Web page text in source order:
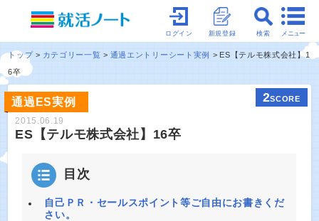
メニュー
検索
新規登録
ログイン
トップ カテゴリー一覧 通過エントリーシート実例
ES【テルモ株式会社】1
6卒
通過ES実例 2SCORE
2015.06.19
ES【テルモ株式会社】16卒
目次
自己ＰＲ・セールスポイント等ご自由にお書きくだ
さい。